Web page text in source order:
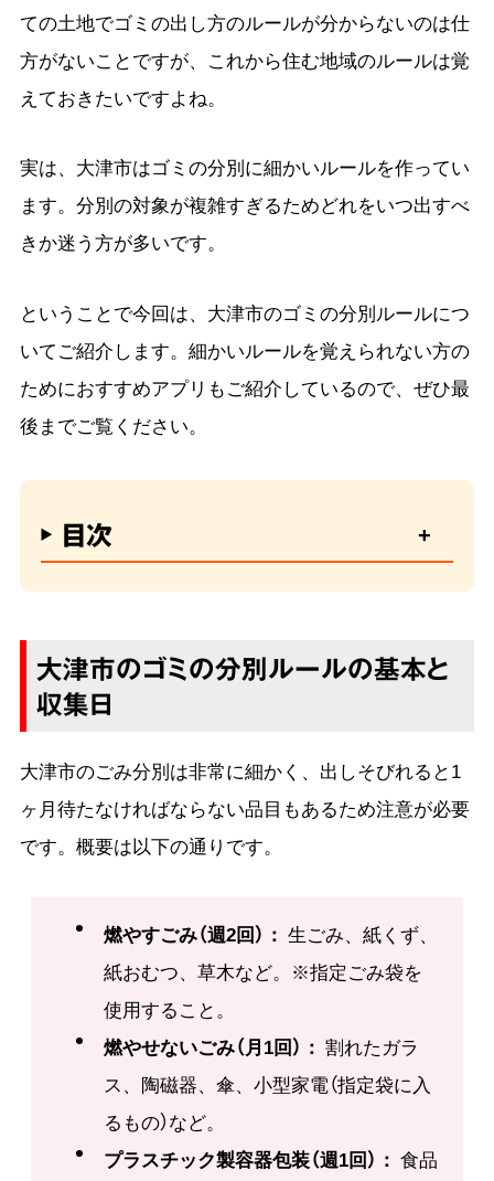
ての土地でゴミの出し方のルールが分からないのは仕
方がないことですが、これから住む地域のルールは覚
えておきたいですよね。
実は、大津市はゴミの分別に細かいルールを作ってい
ます。分別の対象が複雑すぎるためどれをいつ出すべ
きか迷う方が多いです。
ということで今回は、大津市のゴミの分別ルールにつ
いてご紹介します。細かいルールを覚えられない方の
ためにおすすめアプリもご紹介しているので、ぜひ最
後までご覧ください。
目次
大津市のゴミの分別ルールの基本と
収集日
大津市のごみ分別は非常に細かく、出しそびれると1
ヶ月待たなければならない品目もあるため注意が必要
です。概要は以下の通りです。
燃やすごみ（週2回）： 生ごみ、紙くず、
紙おむつ、草木など。※指定ごみ袋を
使用すること。
燃やせないごみ（月1回）： 割れたガラ
ス、陶磁器、傘、小型家電（指定袋に入
るもの）など。
プラスチック製容器包装（週1回）： 食品